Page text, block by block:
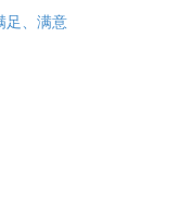
足、满意